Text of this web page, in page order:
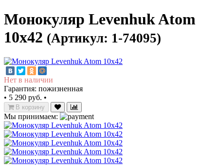
Монокуляр Levenhuk Atom
10x42 (Артикул: 1-74095)
Нет в наличии
Гарантия: пожизненная
• 5 290 руб. •
В корзину
Мы принимаем: